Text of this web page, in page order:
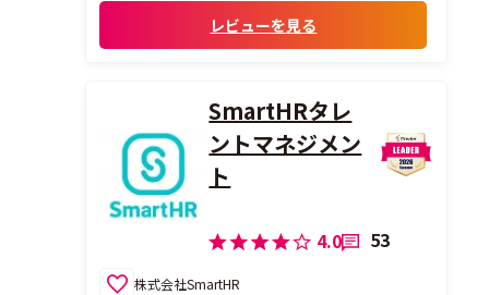
レビューを見る
SmartHRタレ
ントマネジメン
ト
4.0 53
株式会社SmartHR